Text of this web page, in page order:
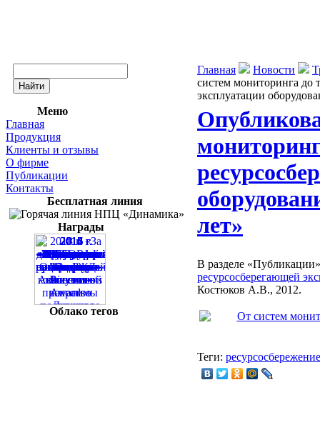
Меню
Главная
Продукция
Клиенты и отзывы
О фирме
Публикации
Контакты
Бесплатная линия
Награды
Облако тегов
Главная Новости
систем мониторинга до
эксплуатации
лет»
В разделе
ресурсосберегающей
Костюков А.В., 2012.
Теги: ресурсосбережение